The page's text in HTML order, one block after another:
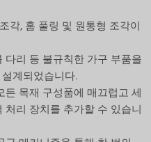
각, 홈 풀링 및 원통형 조각이
리 등 불규칙한 가구 부품을
계되었습니다.
든 목재 구성품에 매끄럽고 세
처리 장치를 추가할 수 있습니